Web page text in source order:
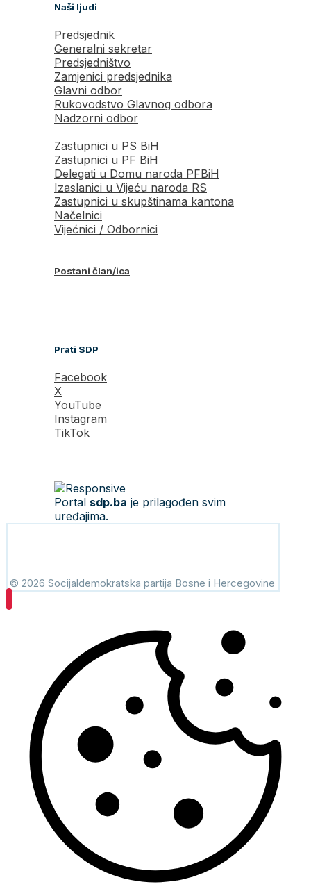
Naši ljudi
Predsjednik
Generalni sekretar
Predsjedništvo
Zamjenici predsjednika
Glavni odbor
Rukovodstvo Glavnog odbora
Nadzorni odbor
Zastupnici u PS BiH
Zastupnici u PF BiH
Delegati u Domu naroda PFBiH
Izaslanici u Vijeću naroda RS
Zastupnici u skupštinama kantona
Načelnici
Vijećnici / Odbornici
Postani član/ica
Prati SDP
Facebook
X
YouTube
Instagram
TikTok
Portal sdp.ba je prilagođen svim
uređajima.
© 2026 Socijaldemokratska partija Bosne i Hercegovine